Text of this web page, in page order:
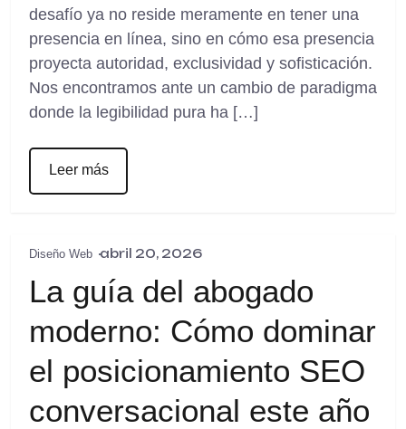
desafío ya no reside meramente en tener una
presencia en línea, sino en cómo esa presencia
proyecta autoridad, exclusividad y sofisticación.
Nos encontramos ante un cambio de paradigma
donde la legibilidad pura ha […]
Leer más
Diseño Web abril 20, 2026
La guía del abogado
moderno: Cómo dominar
el posicionamiento SEO
conversacional este año